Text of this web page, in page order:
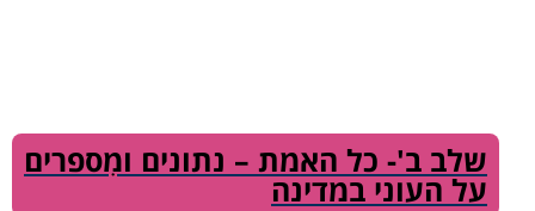
שלב ב'- כל האמת – נתונים ומִספרים
על העוני במדינה